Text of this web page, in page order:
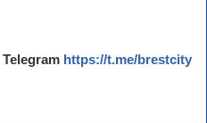
Telegram https://t.me/brestcity